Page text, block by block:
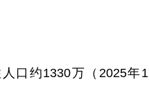
口约1330万（2025年1